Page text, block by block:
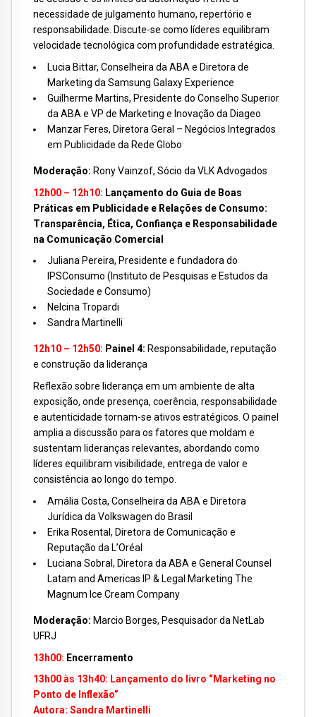
necessidade de julgamento humano, repertório e
responsabilidade. Discute-se como líderes equilibram
velocidade tecnológica com profundidade estratégica.
Lucia Bittar, Conselheira da ABA e Diretora de
Marketing da Samsung Galaxy Experience
Guilherme Martins, Presidente do Conselho Superior
da ABA e VP de Marketing e Inovação da Diageo
Manzar Feres, Diretora Geral – Negócios Integrados
em Publicidade da Rede Globo
Moderação: Rony Vainzof, Sócio da VLK Advogados
12h00 – 12h10: Lançamento do Guia de Boas
Práticas em Publicidade e Relações de Consumo:
Transparência, Ética, Confiança e Responsabilidade
na Comunicação Comercial
Juliana Pereira, Presidente e fundadora do
IPSConsumo (Instituto de Pesquisas e Estudos da
Sociedade e Consumo)
Nelcina Tropardi
Sandra Martinelli
12h10 – 12h50: Painel 4: Responsabilidade, reputação
e construção da liderança
Reflexão sobre liderança em um ambiente de alta
exposição, onde presença, coerência, responsabilidade
e autenticidade tornam-se ativos estratégicos. O painel
amplia a discussão para os fatores que moldam e
sustentam lideranças relevantes, abordando como
líderes equilibram visibilidade, entrega de valor e
consistência ao longo do tempo.
Amália Costa, Conselheira da ABA e Diretora
Jurídica da Volkswagen do Brasil
Erika Rosental, Diretora de Comunicação e
Reputação da L’Oréal
Luciana Sobral, Diretora da ABA e General Counsel
Latam and Americas IP & Legal Marketing The
Magnum Ice Cream Company
Moderação: Marcio Borges, Pesquisador da NetLab
UFRJ
13h00: Encerramento
13h00 às 13h40: Lançamento do livro “Marketing no
Ponto de Inflexão”
Autora: Sandra Martinelli